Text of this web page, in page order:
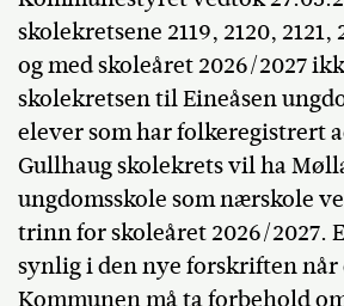
skolekretsene 2119, 2120, 2121,
og med skoleåret 2026/2027
skolekretsen til Eineåsen
elever som har folkeregistrert
Gullhaug skolekrets vil ha
ungdomsskole som nærskole
trinn for skoleåret 2026/2027.
synlig i den nye forskriften når
Kommunen må ta forbehold